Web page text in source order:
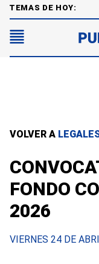
VOLVER A
FONDO
2026
VIERNES 24 DE
TEMAS DE HOY: